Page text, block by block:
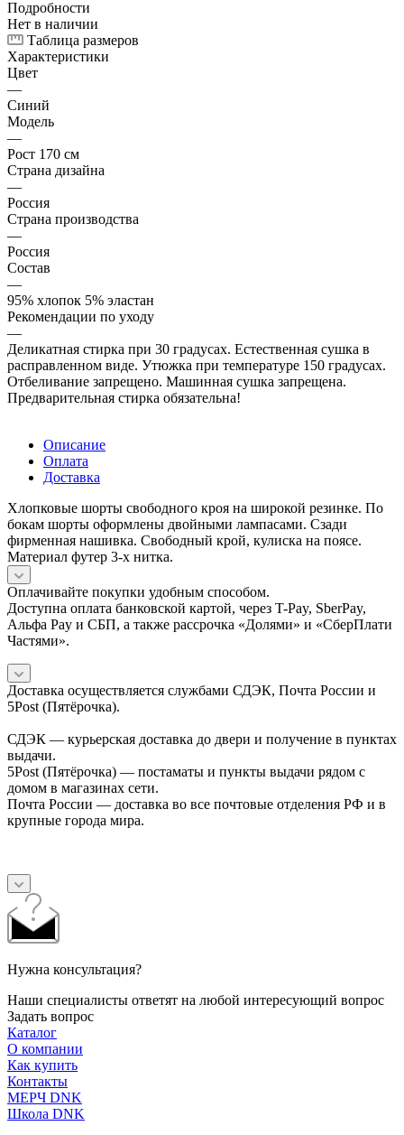
Подробности
Нет в наличии
Таблица размеров
Характеристики
Цвет
—
Синий
Модель
—
Рост 170 см
Страна дизайна
—
Россия
Страна производства
—
Россия
Состав
—
95% хлопок 5% эластан
Рекомендации по уходу
—
Деликатная стирка при 30 градусах. Естественная сушка в
расправленном виде. Утюжка при температуре 150 градусах.
Отбеливание запрещено. Машинная сушка запрещена.
Предварительная стирка обязательна!
Описание
Оплата
Доставка
Хлопковые шорты свободного кроя на широкой резинке. По
бокам шорты оформлены двойными лампасами. Сзади
фирменная нашивка. Свободный крой, кулиска на поясе.
Материал футер 3-х нитка.
Оплачивайте покупки удобным способом.
Доступна оплата банковской картой, через T-Pay, SberPay,
Альфа Pay и СБП, а также рассрочка «Долями» и «СберПлати
Частями».
Доставка осуществляется службами СДЭК, Почта России и
5Post (Пятёрочка).
СДЭК — курьерская доставка до двери и получение в пунктах
выдачи.
5Post (Пятёрочка) — постаматы и пункты выдачи рядом с
домом в магазинах сети.
Почта России — доставка во все почтовые отделения РФ и в
крупные города мира.
Нужна консультация?
Наши специалисты ответят на любой интересующий вопрос
Задать вопрос
Каталог
О компании
Как купить
Контакты
МЕРЧ DNK
Школа DNK